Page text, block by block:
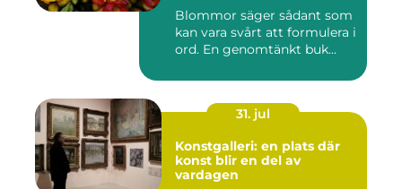
Blommor säger sådant som
kan vara svårt att formulera i
ord. En genomtänkt buk...
31. jul
Konstgalleri: en plats där
konst blir en del av
vardagen